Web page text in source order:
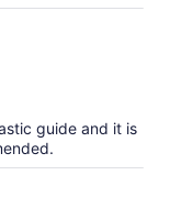
guide and it is